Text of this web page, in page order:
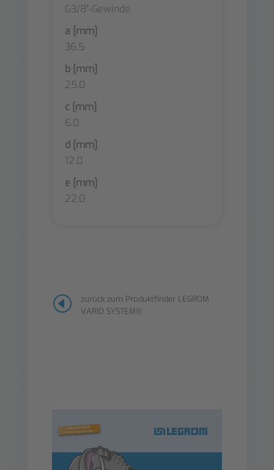
G3/8"-Gewinde
a [mm]
36.5
b [mm]
25.0
c [mm]
6.0
d [mm]
12.0
e [mm]
22.0
H
zurück zum Produktfinder LEGROM
VARIO SYSTEM®